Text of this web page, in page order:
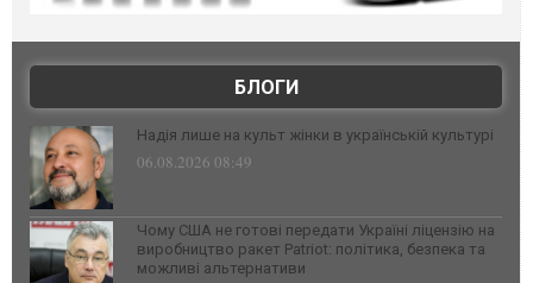
БЛОГИ
Надія лише на культ жінки в українській культурі
06.08.2026 08:49
Чому США не готові передати Україні ліцензію на
виробництво ракет Patriot: політика, безпека та
можливі альтернативи